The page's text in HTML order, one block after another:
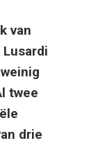
van
twee
drie